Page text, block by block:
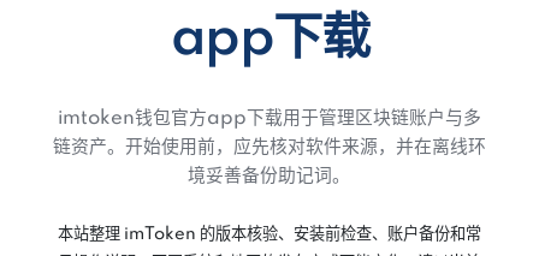
app下载
imtoken钱包官方app下载用于管理区块链账户与多
链资产。开始使用前，应先核对软件来源，并在离线环
境妥善备份助记词。
本站整理 imToken 的版本核验、安装前检查、账户备份和常